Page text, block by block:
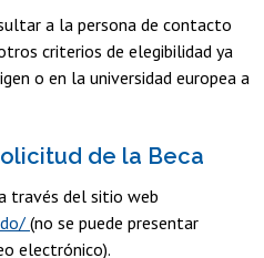
a la persona de contacto
criterios de elegibilidad ya
o en la universidad europea a
de la Beca
través del sitio web
(no se puede presentar
electrónico).